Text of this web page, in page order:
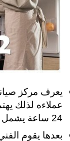
يعرف مركز
عملاءه لذلك
24 ساعة يشمل ذلك زيارة الكشف المنزلي
بعدها يقوم